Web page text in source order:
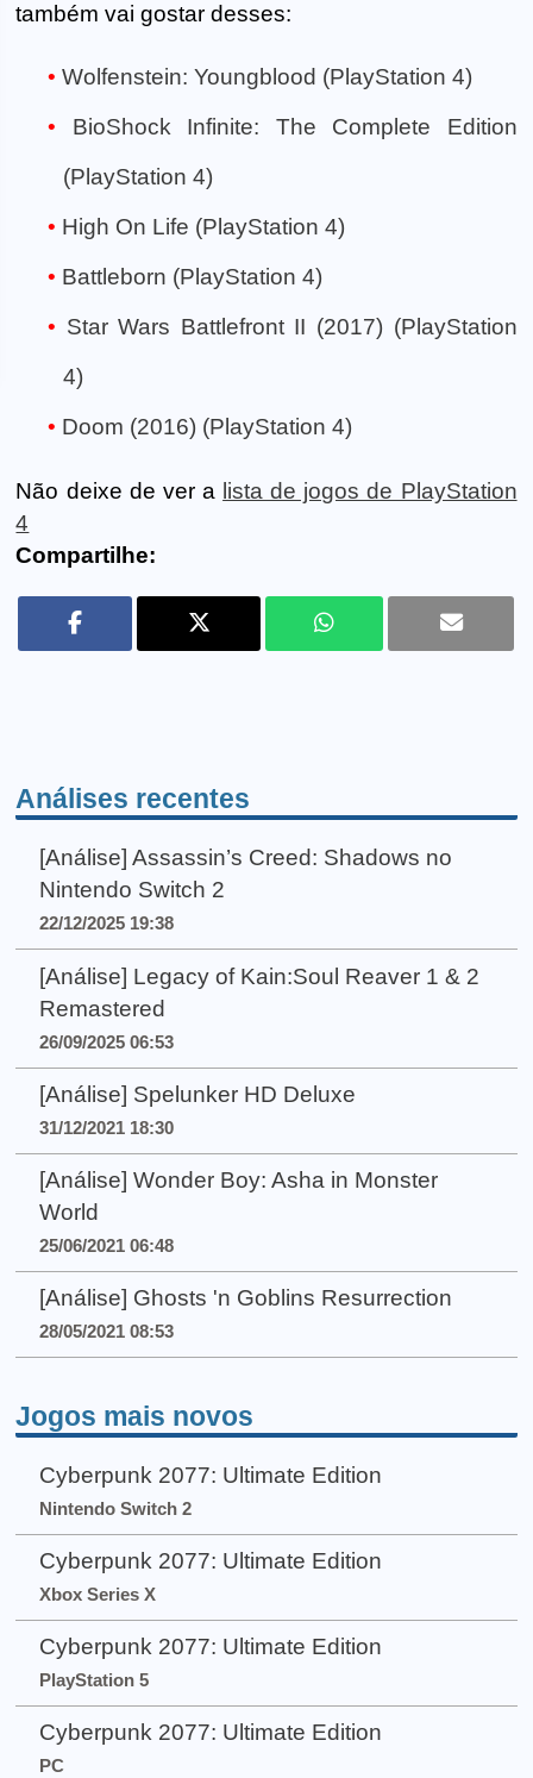
também vai gostar desses:
Wolfenstein: Youngblood (PlayStation 4)
BioShock Infinite: The Complete Edition
(PlayStation 4)
High On Life (PlayStation 4)
Battleborn (PlayStation 4)
Star Wars Battlefront II (2017) (PlayStation
4)
Doom (2016) (PlayStation 4)
Não deixe de ver a lista de jogos de PlayStation
4
Compartilhe:
Análises recentes
[Análise] Assassin’s Creed: Shadows no
Nintendo Switch 2
22/12/2025 19:38
[Análise] Legacy of Kain:Soul Reaver 1 & 2
Remastered
26/09/2025 06:53
[Análise] Spelunker HD Deluxe
31/12/2021 18:30
[Análise] Wonder Boy: Asha in Monster
World
25/06/2021 06:48
[Análise] Ghosts 'n Goblins Resurrection
28/05/2021 08:53
Jogos mais novos
Cyberpunk 2077: Ultimate Edition
Nintendo Switch 2
Cyberpunk 2077: Ultimate Edition
Xbox Series X
Cyberpunk 2077: Ultimate Edition
PlayStation 5
Cyberpunk 2077: Ultimate Edition
PC